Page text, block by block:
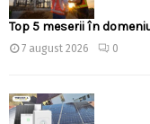
Top 5 meserii în
7 august 2026 0